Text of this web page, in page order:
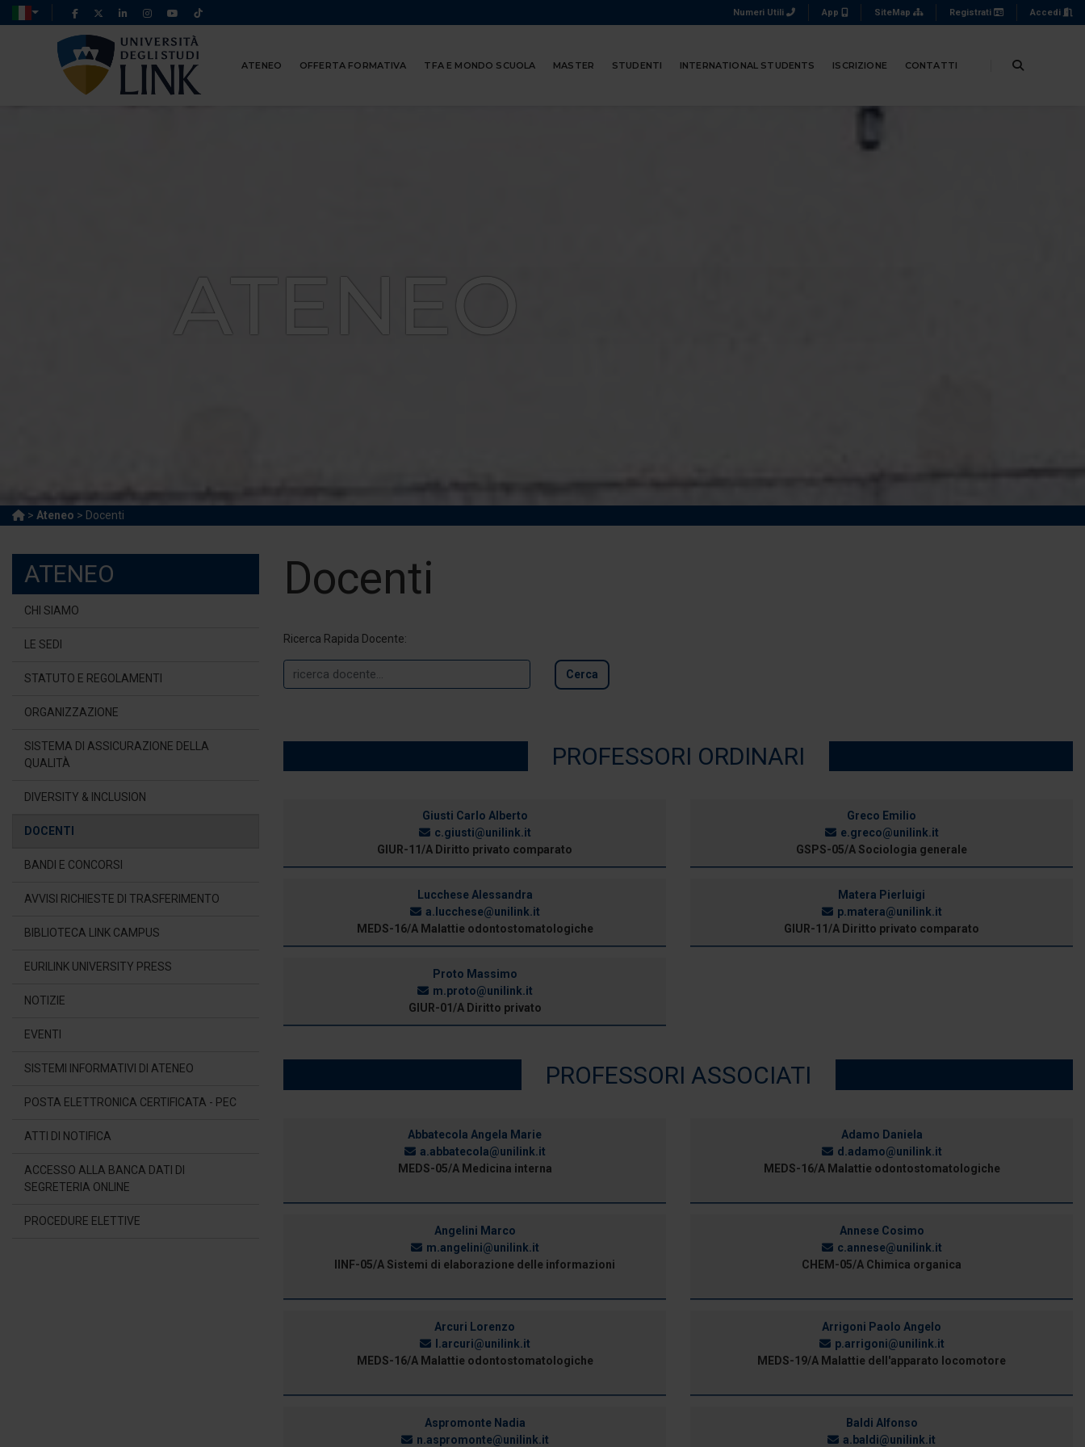
Numeri Utili App SiteMap Registrati Accedi
ATENEO OFFERTA FORMATIVA TFA E MONDO SCUOLA MASTER STUDENTI INTERNATIONAL STUDENTS ISCRIZIONE CONTATTI
ATENEO
> Ateneo > Docenti
ATENEO
CHI SIAMO
LE SEDI
STATUTO E REGOLAMENTI
ORGANIZZAZIONE
SISTEMA DI ASSICURAZIONE DELLA
QUALITÀ
DIVERSITY & INCLUSION
DOCENTI
BANDI E CONCORSI
AVVISI RICHIESTE DI TRASFERIMENTO
BIBLIOTECA LINK CAMPUS
EURILINK UNIVERSITY PRESS
NOTIZIE
EVENTI
SISTEMI INFORMATIVI DI ATENEO
POSTA ELETTRONICA CERTIFICATA - PEC
ATTI DI NOTIFICA
ACCESSO ALLA BANCA DATI DI
SEGRETERIA ONLINE
PROCEDURE ELETTIVE
Docenti
Ricerca Rapida Docente:
Cerca
PROFESSORI ORDINARI
Giusti Carlo Alberto
c.giusti@unilink.it
GIUR-11/A Diritto privato comparato
Greco Emilio
e.greco@unilink.it
GSPS-05/A Sociologia generale
Lucchese Alessandra
a.lucchese@unilink.it
MEDS-16/A Malattie odontostomatologiche
Matera Pierluigi
p.matera@unilink.it
GIUR-11/A Diritto privato comparato
Proto Massimo
m.proto@unilink.it
GIUR-01/A Diritto privato
PROFESSORI ASSOCIATI
Abbatecola Angela Marie
a.abbatecola@unilink.it
MEDS-05/A Medicina interna
Adamo Daniela
d.adamo@unilink.it
MEDS-16/A Malattie odontostomatologiche
Angelini Marco
m.angelini@unilink.it
IINF-05/A Sistemi di elaborazione delle informazioni
Annese Cosimo
c.annese@unilink.it
CHEM-05/A Chimica organica
Arcuri Lorenzo
l.arcuri@unilink.it
MEDS-16/A Malattie odontostomatologiche
Arrigoni Paolo Angelo
p.arrigoni@unilink.it
MEDS-19/A Malattie dell'apparato locomotore
Aspromonte Nadia
n.aspromonte@unilink.it
Baldi Alfonso
a.baldi@unilink.it